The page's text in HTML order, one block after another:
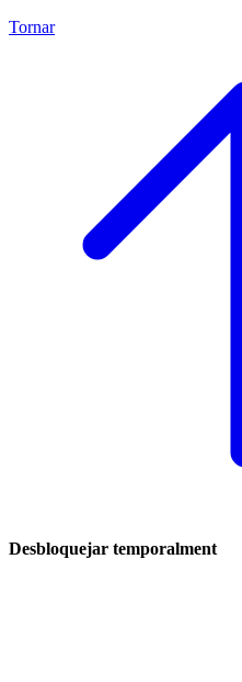
Tornar
Desbloquejar temporalment